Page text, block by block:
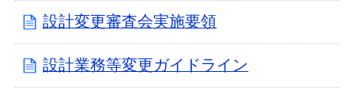
設計変更審査会実施要領
設計業務等変更ガイドライン